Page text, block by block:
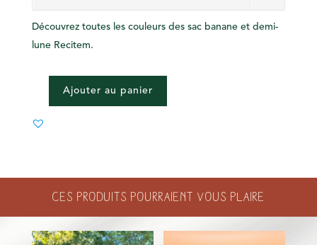
Découvrez toutes les couleurs des sac banane et demi-
lune Recitem.
QUANTITÉ
BANANE
Ajouter au panier
Ces produits pourraient vous plaire